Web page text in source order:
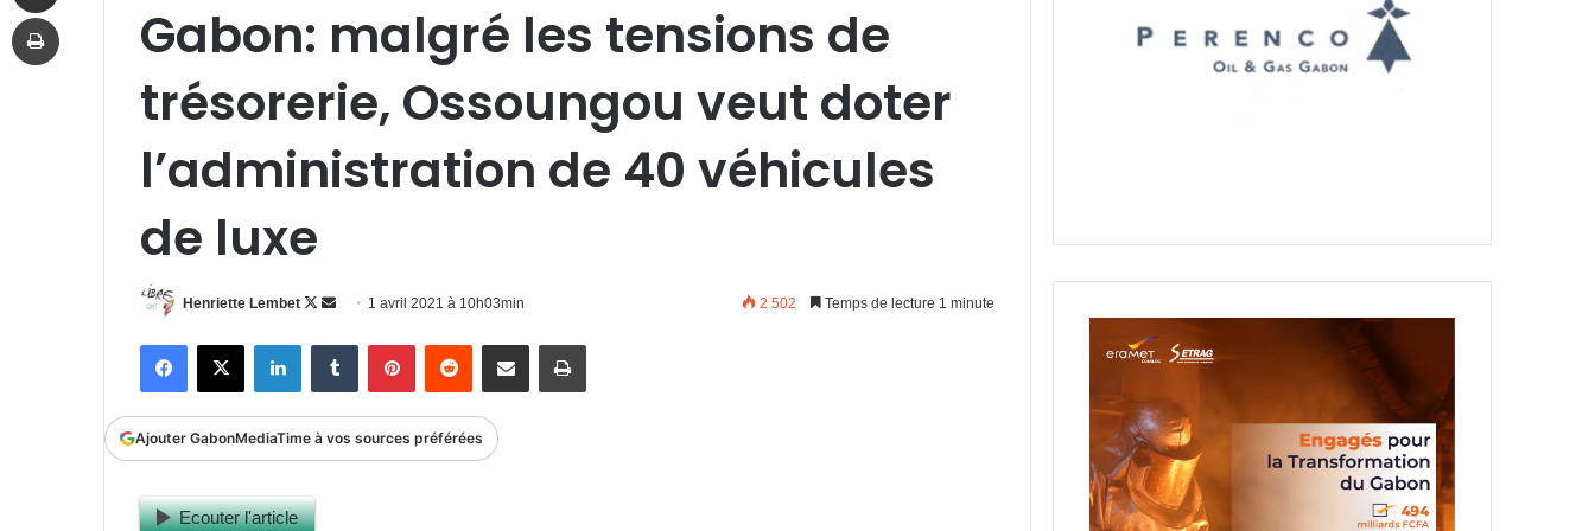
Gabon: malgré les tensions de
trésorerie, Ossoungou veut doter
l’administration de 40 véhicules
de luxe
Henriette Lembet
Follow
Envoyer
courriel
1 avril 2021 à 10h03min 2 502 Temps de lecture 1 minute
FacebookX LinkedinTumblr PinterestReddit Partager par email Imprimer
Ajouter GabonMediaTime à vos sources préférées
Ecouter l'article